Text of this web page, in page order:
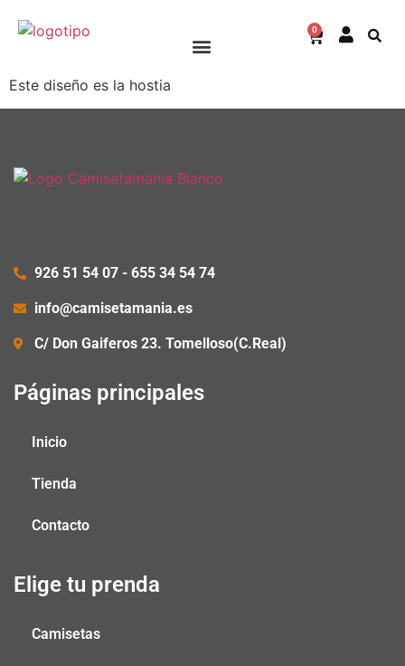
0
Este diseño es la hostia
926 51 54 07 - 655 34 54 74
info@camisetamania.es
C/ Don Gaiferos 23. Tomelloso(C.Real)
Páginas principales
Inicio
Tienda
Contacto
Elige tu prenda
Camisetas